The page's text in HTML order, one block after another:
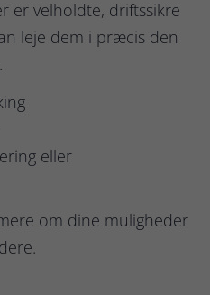
er velholdte, driftssikre
leje dem i præcis den
eller
om dine muligheder